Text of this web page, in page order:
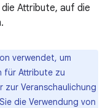
Attribute, auf die
verwendet, um
für Attribute zu
zur Veranschaulichung
die Verwendung von